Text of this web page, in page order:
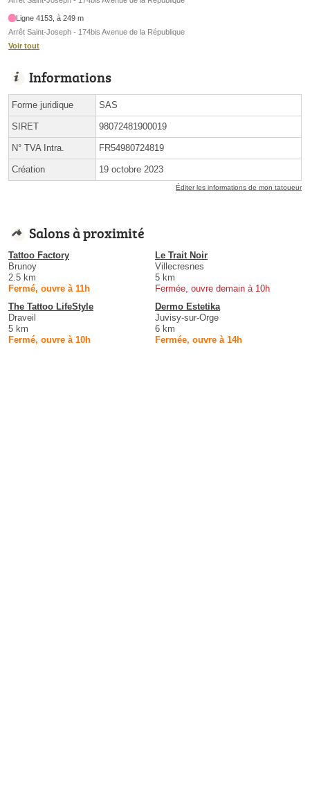
Ligne 4153, à 249 m
Arrêt Saint-Joseph - 174bis Avenue de la République
Voir tout
Informations
Forme juridique SAS
SIRET 98072481900019
N° TVA Intra. FR54980724819
Création 19 octobre 2023
Éditer les informations de mon tatoueur
Salons à proximité
Tattoo Factory
Brunoy
2.5 km
Fermé, ouvre à 11h
Le Trait Noir
Villecresnes
5 km
Fermée, ouvre demain à 10h
The Tattoo LifeStyle
Draveil
5 km
Fermé, ouvre à 10h
Dermo Estetika
Juvisy-sur-Orge
6 km
Fermée, ouvre à 14h